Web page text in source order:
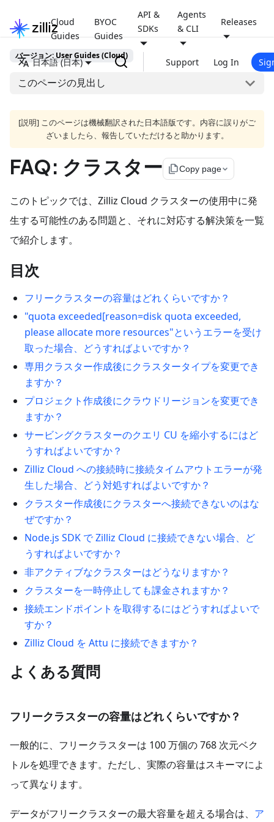
Cloud
Guides
BYOC
Guides
API &
SDKs
Agents
& CLI
Releases
日本語 (日本) Support Log In
バージョン: User Guides (Cloud)
このページの見出し
[説明] このページは機械翻訳された日本語版です。内容に誤りがご
ざいましたら、報告していただけると助かります。
FAQ: クラスター file_copyCopy page
このトピックでは、Zilliz Cloud クラスターの使用中に発
生する可能性のある問題と、それに対応する解決策を一覧
で紹介します。
目次
フリークラスターの容量はどれくらいですか？
"quota exceeded[reason=disk quota exceeded,
please allocate more resources"というエラーを受け
取った場合、どうすればよいですか？
専用クラスター作成後にクラスタータイプを変更でき
ますか？
プロジェクト作成後にクラウドリージョンを変更でき
ますか？
サービングクラスターのクエリ CU を縮小するにはど
うすればよいですか？
Zilliz Cloud への接続時に接続タイムアウトエラーが発
生した場合、どう対処すればよいですか？
クラスター作成後にクラスターへ接続できないのはな
ぜですか？
Node.js SDK で Zilliz Cloud に接続できない場合、ど
うすればよいですか？
非アクティブなクラスターはどうなりますか？
クラスターを一時停止しても課金されますか？
接続エンドポイントを取得するにはどうすればよいで
すか？
Zilliz Cloud を Attu に接続できますか？
よくある質問
フリークラスターの容量はどれくらいですか？
一般的に、フリークラスターは 100 万個の 768 次元ベク
トルを処理できます。ただし、実際の容量はスキーマによ
って異なります。
データがフリークラスターの最大容量を超える場合は、 ア